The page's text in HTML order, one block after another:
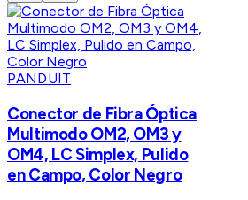
PANDUIT
Conector de Fibra Óptica
Multimodo OM2, OM3 y
OM4, LC Simplex, Pulido
en Campo, Color Negro